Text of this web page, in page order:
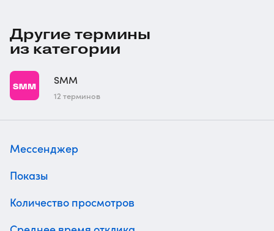
Другие термины
из категории
SMM
12 терминов
Мессенджер
Показы
Количество просмотров